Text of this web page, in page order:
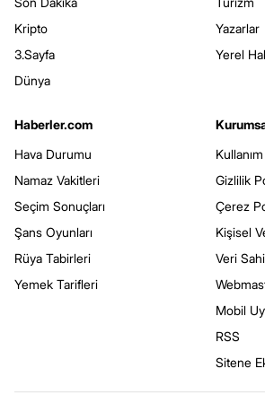
Kripto
3.Sayfa
Dünya
Yazarlar
Yerel
Haberler.com
Hava Durumu
Namaz Vakitleri
Seçim Sonuçları
Şans Oyunları
Rüya Tabirleri
Yemek Tarifleri
Gizlilik
Çerez
Kişisel
Veri
Mobil
RSS
Sitene